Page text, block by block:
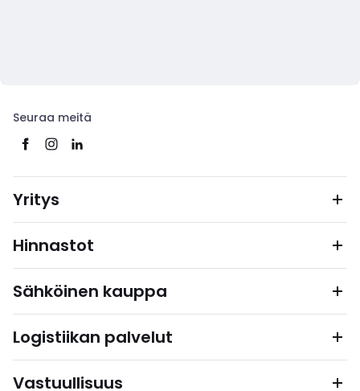
Seuraa meitä
Yritys
Hinnastot
Sähköinen kauppa
Logistiikan palvelut
Vastuullisuus